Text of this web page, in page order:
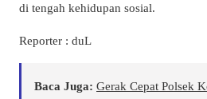
di tengah kehidupan sosial.
Reporter : duL
Baca Juga: Gerak Cepat Polsek